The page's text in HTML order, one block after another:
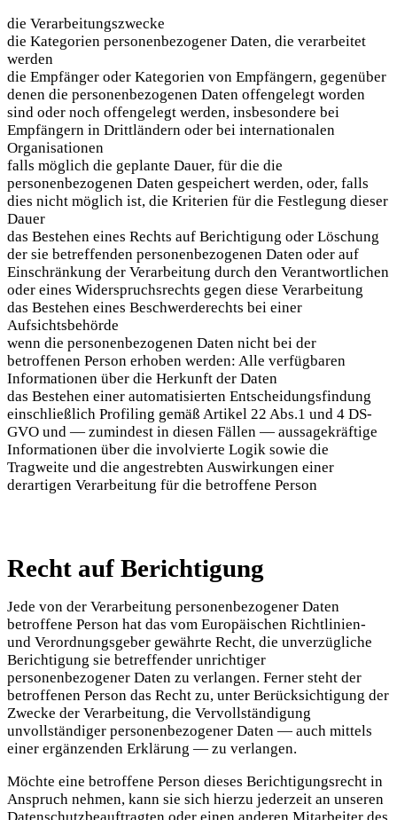
die Verarbeitungszwecke
die Kategorien personenbezogener Daten, die verarbeitet
werden
die Empfänger oder Kategorien von Empfängern, gegenüber
denen die personenbezogenen Daten offengelegt worden
sind oder noch offengelegt werden, insbesondere bei
Empfängern in Drittländern oder bei internationalen
Organisationen
falls möglich die geplante Dauer, für die die
personenbezogenen Daten gespeichert werden, oder, falls
dies nicht möglich ist, die Kriterien für die Festlegung dieser
Dauer
das Bestehen eines Rechts auf Berichtigung oder Löschung
der sie betreffenden personenbezogenen Daten oder auf
Einschränkung der Verarbeitung durch den Verantwortlichen
oder eines Widerspruchsrechts gegen diese Verarbeitung
das Bestehen eines Beschwerderechts bei einer
Aufsichtsbehörde
wenn die personenbezogenen Daten nicht bei der
betroffenen Person erhoben werden: Alle verfügbaren
Informationen über die Herkunft der Daten
das Bestehen einer automatisierten Entscheidungsfindung
einschließlich Profiling gemäß Artikel 22 Abs.1 und 4 DS-
GVO und — zumindest in diesen Fällen — aussagekräftige
Informationen über die involvierte Logik sowie die
Tragweite und die angestrebten Auswirkungen einer
derartigen Verarbeitung für die betroffene Person
Recht auf Berichtigung
Jede von der Verarbeitung personenbezogener Daten
betroffene Person hat das vom Europäischen Richtlinien-
und Verordnungsgeber gewährte Recht, die unverzügliche
Berichtigung sie betreffender unrichtiger
personenbezogener Daten zu verlangen. Ferner steht der
betroffenen Person das Recht zu, unter Berücksichtigung der
Zwecke der Verarbeitung, die Vervollständigung
unvollständiger personenbezogener Daten — auch mittels
einer ergänzenden Erklärung — zu verlangen.
Möchte eine betroffene Person dieses Berichtigungsrecht in
Anspruch nehmen, kann sie sich hierzu jederzeit an unseren
Datenschutzbeauftragten oder einen anderen Mitarbeiter des